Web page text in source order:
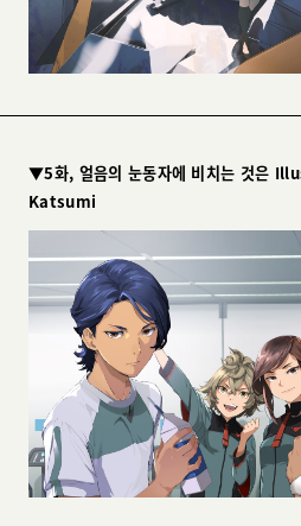
▼5화, 얼음의 눈동자에 비치는 것은
Katsumi